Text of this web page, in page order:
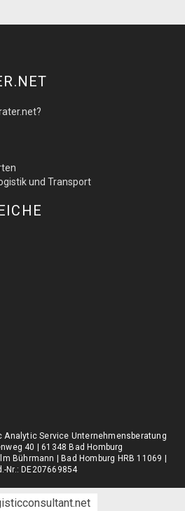
und Transport
Analytic Service Unternehmensberatung
40 | 61348 Bad Homburg
Bührmann | Bad Homburg HRB 11069 |
Nr.: DE207669854